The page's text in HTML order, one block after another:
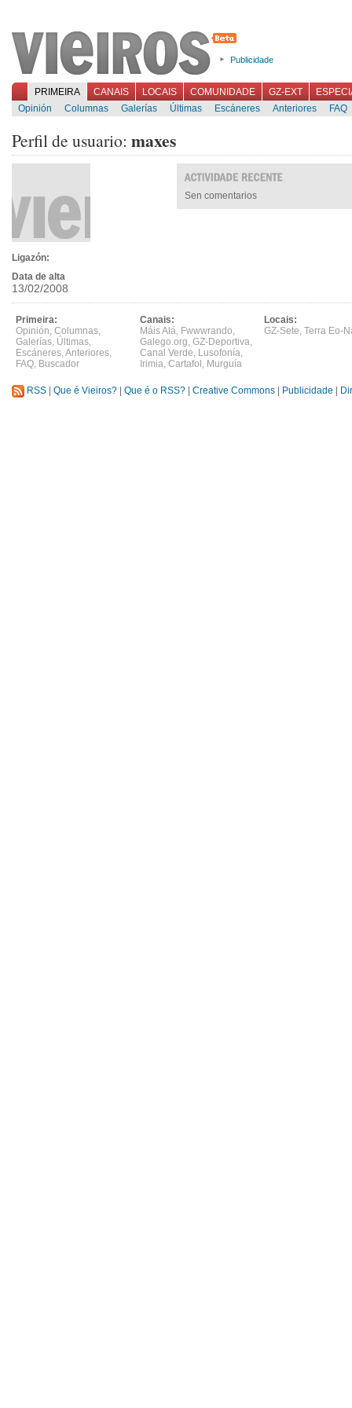
Publicidade
PRIMEIRA CANAIS LOCAIS COMUNIDADE GZ-EXT
Opinión
Columnas Galerías Últimas Escáneres Anteriores FAQ
Perfil de usuario: maxes
Ligazón:
Data de alta
13/02/2008
Sen comentarios
Primeira:
Opinión, Columnas,
Galerías, Últimas,
Escáneres,Anteriores,
FAQ, Buscador
Canais:
Máis Alá, Fwwwrando,
Galego.org, GZ-Deportiva,
Canal Verde, Lusofonía,
Irimia, Cartafol , Murguía
Locais:
GZ-Sete, Terra Eo-
RSS Que é Vieiros? Que é o RSS? Creative Commons Publicidade